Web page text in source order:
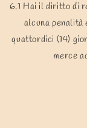
6.1 Hai il diritto di
alcuna penalità
quattordici (14)
merce